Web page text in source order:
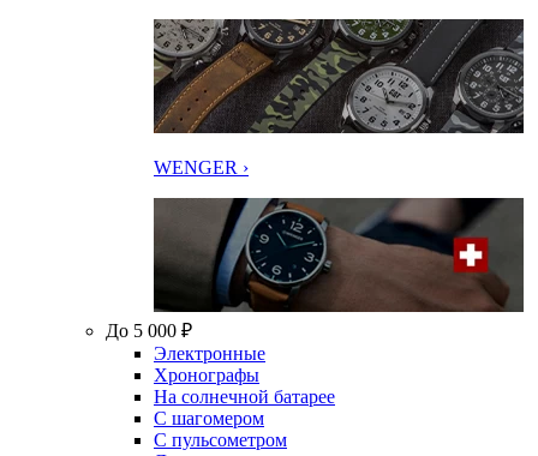
WENGER ›
До 5 000 ₽
Электронные
Хронографы
На солнечной батарее
С шагомером
С пульсометром